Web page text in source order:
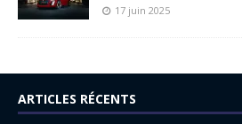
17 juin 2025
ARTICLES RÉCENTS